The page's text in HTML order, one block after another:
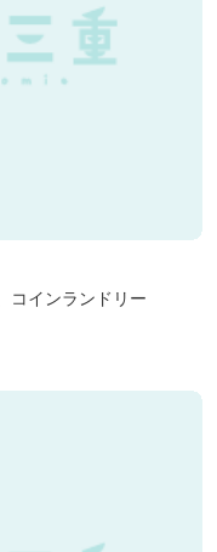
コインランドリー